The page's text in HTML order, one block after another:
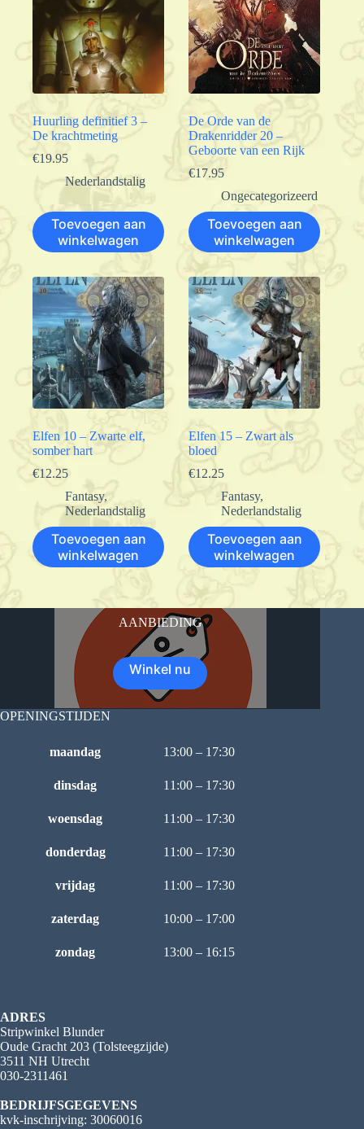
Huurling definitief 3 –
De krachtmeting
€19.95
Nederlandstalig
Toevoegen aan
winkelwagen
De Orde van de
Drakenridder 20 –
Geboorte van een Rijk
€17.95
Ongecategorizeerd
Toevoegen aan
winkelwagen
Elfen 10 – Zwarte elf,
somber hart
€12.25
Fantasy,
Nederlandstalig
Toevoegen aan
winkelwagen
Elfen 15 – Zwart als
bloed
€12.25
Fantasy,
Nederlandstalig
Toevoegen aan
winkelwagen
AANBIEDING
Winkel nu
OPENINGSTIJDEN
maandag 13:00 – 17:30
dinsdag 11:00 – 17:30
woensdag 11:00 – 17:30
donderdag 11:00 – 17:30
vrijdag 11:00 – 17:30
zaterdag 10:00 – 17:00
zondag 13:00 – 16:15
ADRES
Stripwinkel Blunder
Oude Gracht 203 (Tolsteegzijde)
3511 NH Utrecht
030-2311461
BEDRIJFSGEGEVENS
kvk-inschrijving: 30060016